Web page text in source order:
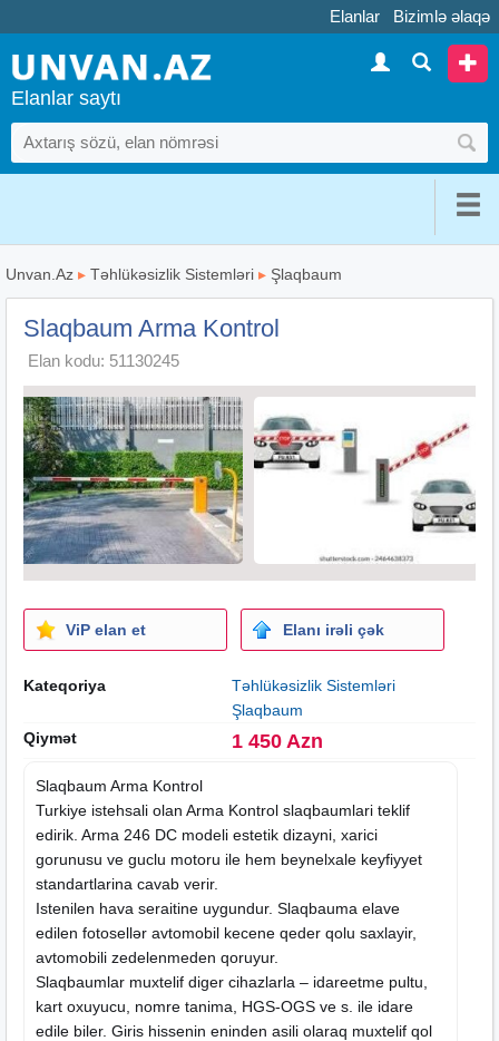
Elanlar Bizimlə əlaqə
Elanlar saytı
Unvan.Az ▸ Təhlükəsizlik Sistemləri ▸ Şlaqbaum
Slaqbaum Arma Kontrol
Elan kodu: 51130245
ViP elan et Elanı irəli çək
Kateqoriya
Təhlükəsizlik Sistemləri
Şlaqbaum
Qiymət
1 450 Azn
Slaqbaum Arma Kontrol
Turkiye istehsali olan Arma Kontrol slaqbaumlari teklif
edirik. Arma 246 DC modeli estetik dizayni, xarici
gorunusu ve guclu motoru ile hem beynelxale keyfiyyet
standartlarina cavab verir.
Istenilen hava seraitine uygundur. Slaqbauma elave
edilen fotosellər avtomobil kecene qeder qolu saxlayir,
avtomobili zedelenmeden qoruyur.
Slaqbaumlar muxtelif diger cihazlarla – idareetme pultu,
kart oxuyucu, nomre tanima, HGS-OGS ve s. ile idare
edile biler. Giris hissenin eninden asili olaraq muxtelif qol